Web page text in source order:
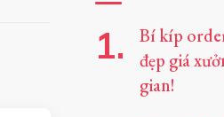
Bí kíp
đẹp giá
gian!